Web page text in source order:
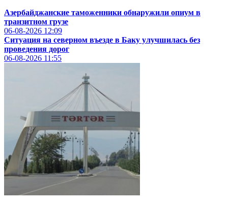
Азербайджанские таможенники обнаружили опиум в
транзитном грузе
06-08-2026 12:09
Ситуация на северном въезде в Баку улучшилась без
проведения дорог
06-08-2026 11:55